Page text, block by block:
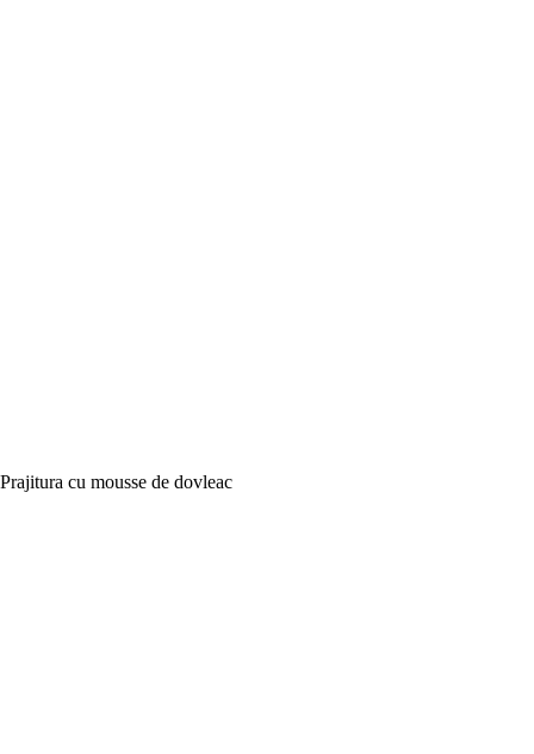
Prajitura cu mousse de dovleac